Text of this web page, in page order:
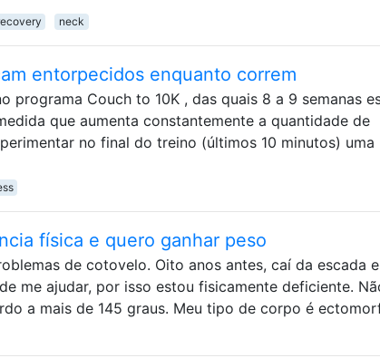
neck
entorpecidos enquanto correm
programa Couch to 10K , das quais 8 a 9 semanas
que aumenta constantemente a quantidade de
no final do treino (últimos 10 minutos) uma
física e quero ganhar peso
de cotovelo. Oito anos antes, caí da escada
me ajudar, por isso estou fisicamente deficiente.
a mais de 145 graus. Meu tipo de corpo é